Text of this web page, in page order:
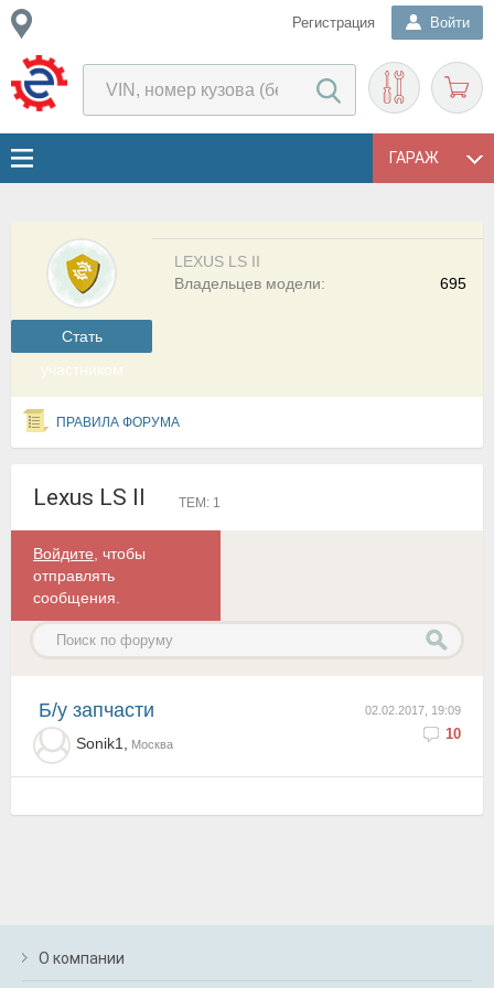
Регистрация Войти
ГАРАЖ
Cтать
участником
LEXUS LS II
695
Владельцев модели:
ПРАВИЛА ФОРУМА
Lexus LS II ТЕМ: 1
Войдите , чтобы
отправлять
сообщения.
02.02.2017, 19:09
10
б/у запчасти
Sonik1, Москва
О компании